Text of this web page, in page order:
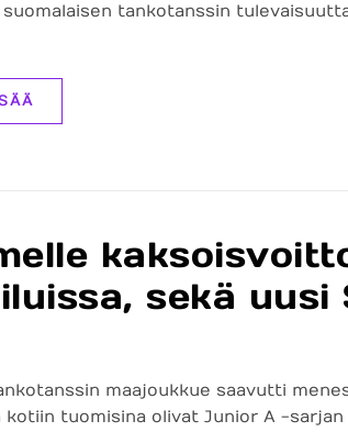
tankotanssin
sekä uusi
maajoukkue saavutti
kotiin tuomisina olivat Junior A -